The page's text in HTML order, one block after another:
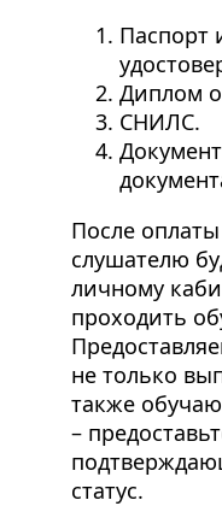
Паспорт
Диплом
СНИЛС.
После
слушателю
личному
проходить
не только
также
–
статус.